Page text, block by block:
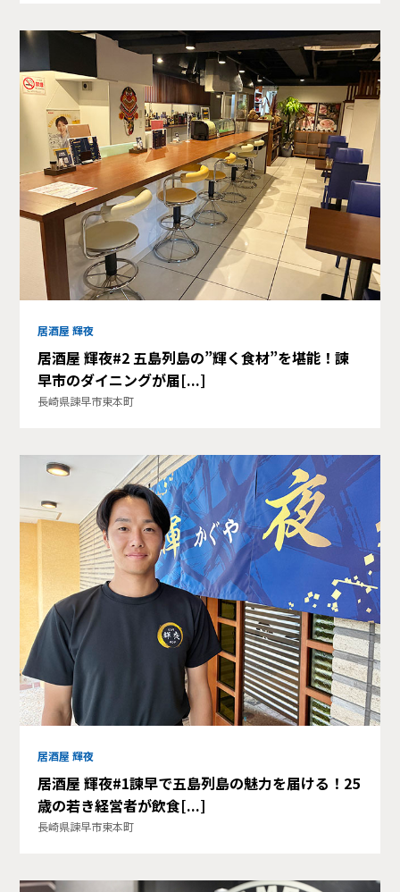
居酒屋 輝夜
居酒屋 輝夜#2 五島列島の”輝く食材”を堪能！諫
早市のダイニングが届[...]
長崎県諫早市東本町
居酒屋 輝夜
居酒屋 輝夜#1諫早で五島列島の魅力を届ける！25
歳の若き経営者が飲食[...]
長崎県諫早市東本町